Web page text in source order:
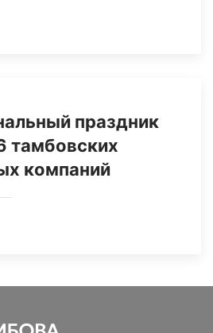
праздник
тамбовских
компаний